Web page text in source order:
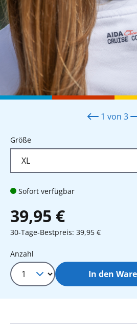
1 von 3
Größeauswählen
Sofort verfügbar
39,95 €
30-Tage-Bestpreis: 39,95 €
Produkt Anzahl: Gib
Anzahl
In den